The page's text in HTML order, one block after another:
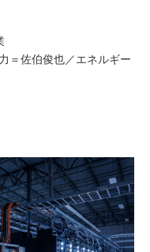
JOURNAL
JOURNAL
＝佐伯俊也／エネルギー